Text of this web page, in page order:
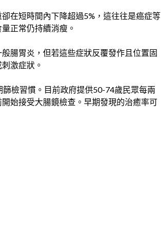
在短時間內下降超過5%，這往往是癌症等
正常仍持續消瘦。
腸胃炎，但若這些症狀反覆發作且位置固
激症狀。
檢習慣。目前政府提供50-74歲民眾每兩
始接受大腸鏡檢查。早期發現的治癒率可